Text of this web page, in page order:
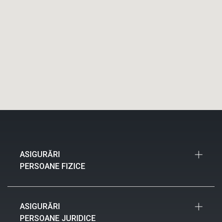
ASIGURĂRI
PERSOANE FIZICE
Asigurări Locuințe
ASIGURĂRI
PERSOANE JURIDICE